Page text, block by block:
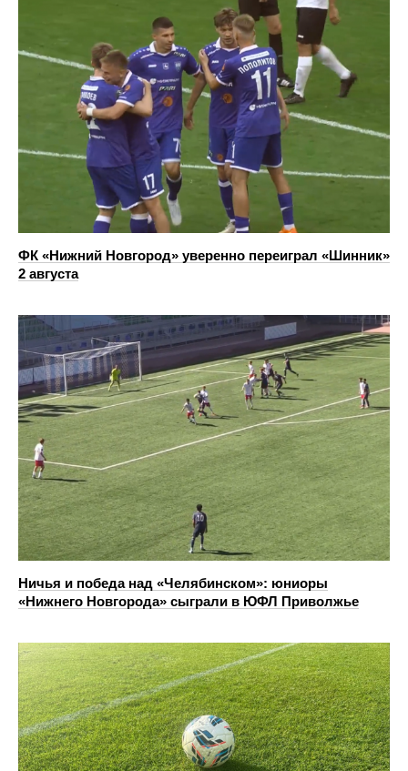
ФК «Нижний Новгород» уверенно переиграл «Шинник»
2 августа
Ничья и победа над «Челябинском»: юниоры
«Нижнего Новгорода» сыграли в ЮФЛ Приволжье